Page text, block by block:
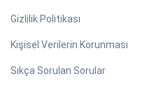
Gizlilik Politikası
Kişisel Verilerin Korunması
Sıkça Sorulan Sorular